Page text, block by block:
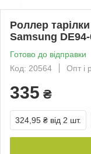
Роллер
Samsung
Готово до відправки
Код: 20564
Опт і
335 ₴
324,95 ₴ від 2 шт.